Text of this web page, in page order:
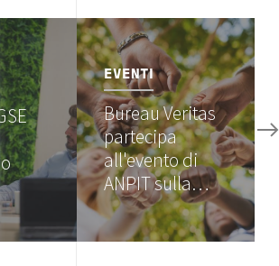
Image
EVENTI
Bureau Veritas
partecipa
all'evento di
ANPIT sulla…